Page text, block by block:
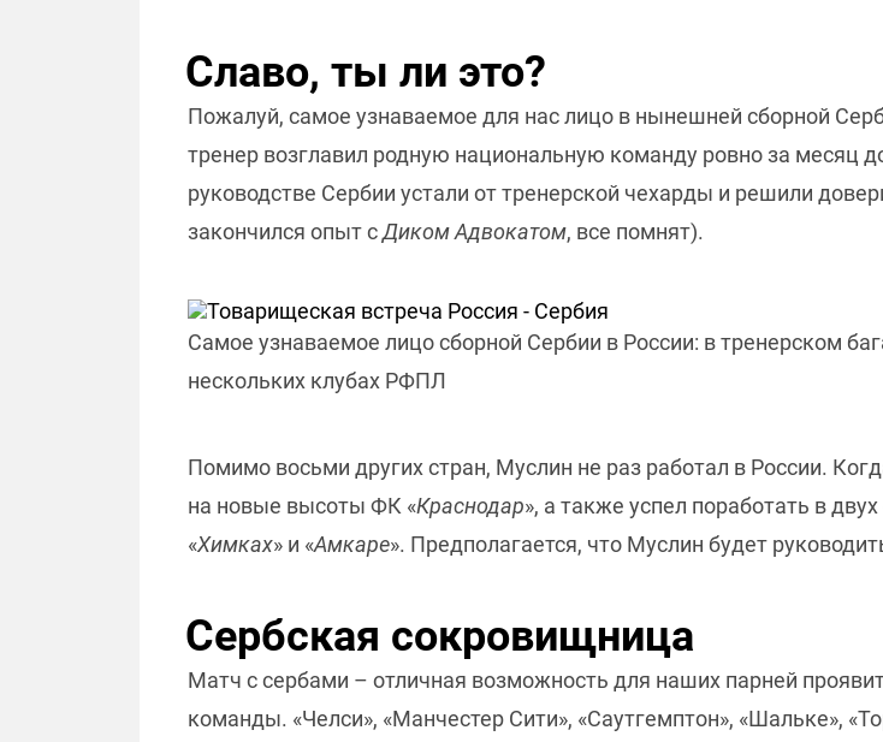
Славо, ты ли это?
Пожалуй, самое узнаваемое для нас лицо в нынешней сборной
тренер возглавил родную национальную команду ровно за месяц
руководстве Сербии устали от тренерской чехарды и решили
закончился опыт сДиком Адвокатом, все помнят).
Самое узнаваемое лицо сборной Сербии в России: в тренерском
нескольких клубах РФПЛ
Помимо восьми других стран, Муслин не раз работал в России.
на новые высоты ФК «Краснодар», а также успел поработать в
«Химках» и «Амкаре». Предполагается, что Муслин будет
Сербская сокровищница
Матч с сербами – отличная возможность для наших парней
команды. «Челси», «Манчестер Сити», «Саутгемптон», «Шальке»,